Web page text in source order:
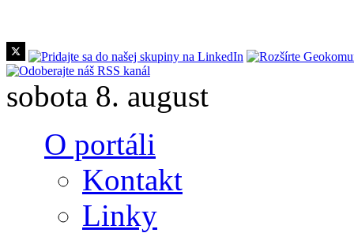
Skočiť na hlavný obsah
sobota 8. august
O portáli
Kontakt
Linky